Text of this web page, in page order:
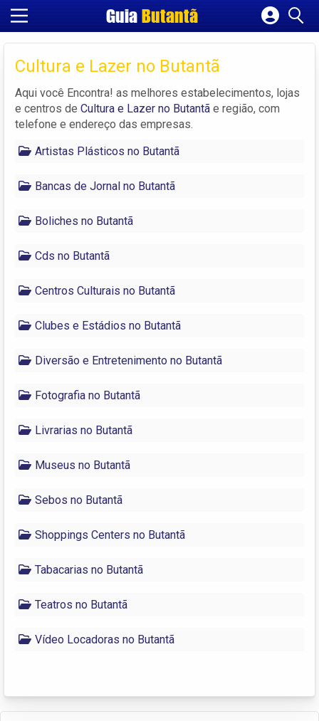
GuiaButantã
Cadastrar empresa
Criar conta
Cultura e Lazer no Butantã
Aqui você Encontra! as melhores estabelecimentos, lojas
e centros de Cultura e Lazer no Butantã e região, com
telefone e endereço das empresas.
Artistas Plásticos no Butantã
Bancas de Jornal no Butantã
Boliches no Butantã
Cds no Butantã
Centros Culturais no Butantã
Clubes e Estádios no Butantã
Diversão e Entretenimento no Butantã
Fotografia no Butantã
Livrarias no Butantã
Museus no Butantã
Sebos no Butantã
Shoppings Centers no Butantã
Tabacarias no Butantã
Teatros no Butantã
Vídeo Locadoras no Butantã